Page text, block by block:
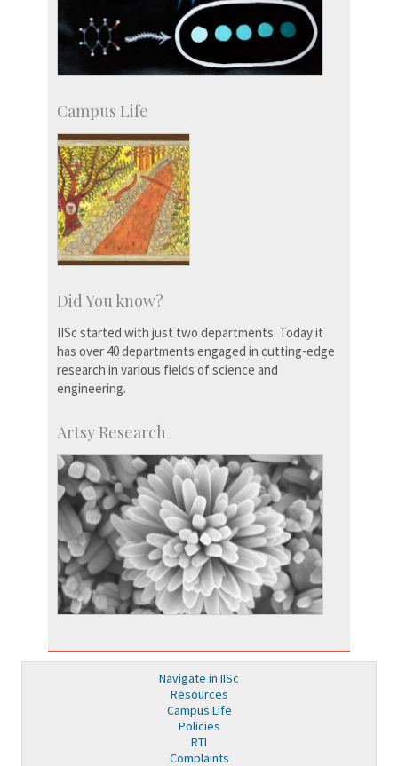
Campus Life
Did You know?
IISc started with just two departments. Today it
has over 40 departments engaged in cutting-edge
research in various fields of science and
engineering.
Artsy Research
Navigate in IISc
Resources
Campus Life
Policies
RTI
Complaints